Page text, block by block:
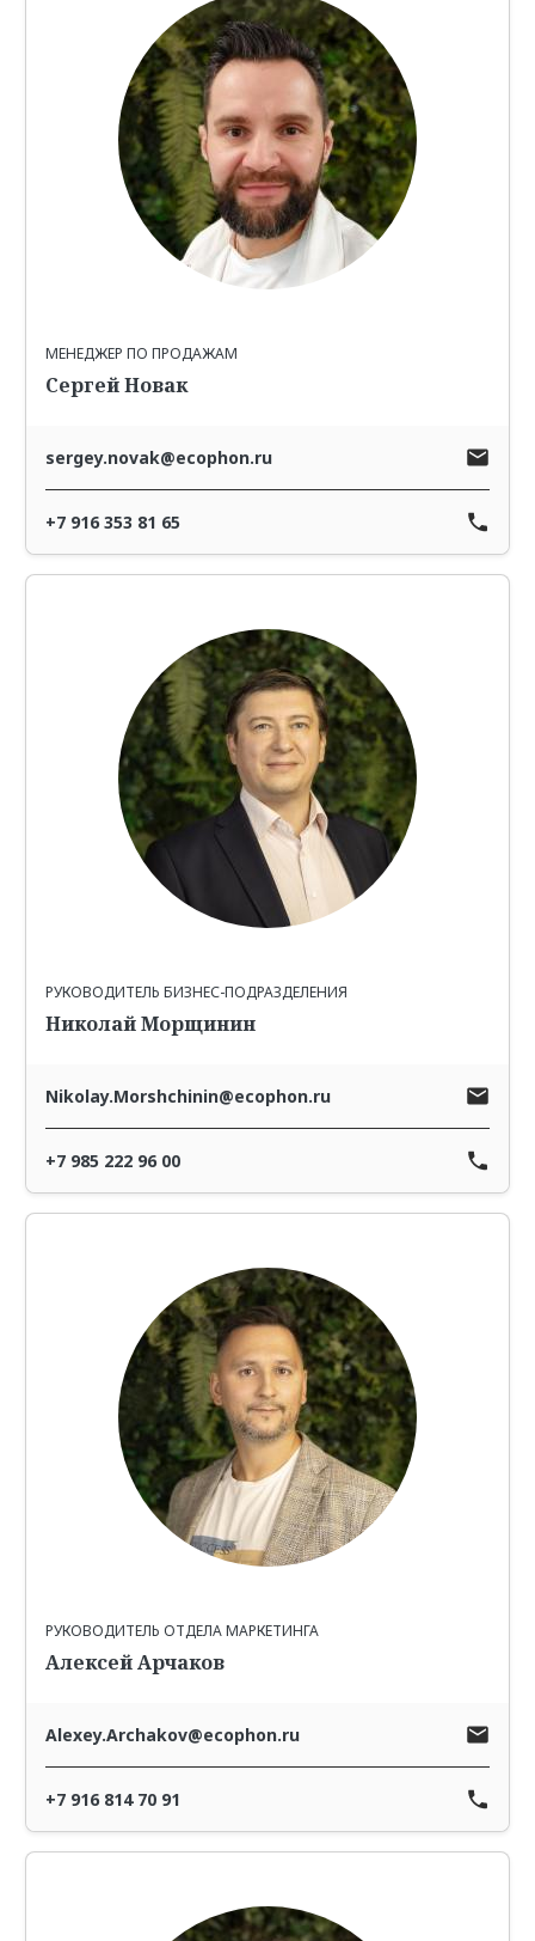
МЕНЕДЖЕР ПО ПРОДАЖАМ
Сергей Новак
sergey.novak@ecophon.ru
+7 916 353 81 65
РУКОВОДИТЕЛЬ БИЗНЕС-ПОДРАЗДЕЛЕНИЯ
Николай Морщинин
Nikolay.Morshchinin@ecophon.ru
+7 985 222 96 00
РУКОВОДИТЕЛЬ ОТДЕЛА МАРКЕТИНГА
Алексей Арчаков
Alexey.Archakov@ecophon.ru
+7 916 814 70 91